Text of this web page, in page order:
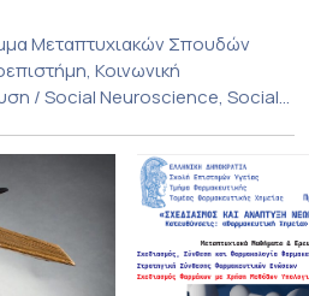
Μεταπτυχιακών Σπουδών
Κοινωνική
/ Social Neuroscience, Social
Δημοτικής Εκπαίδευσης, της
Βιολογίας του Εθνικού
Αθηνών (ΕΚΠΑ),
και πρωτοποριακό
αντίστοιχο με μεταπτυχιακά